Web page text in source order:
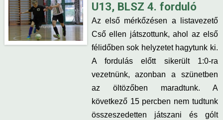
U13, BLSZ 4. forduló
Az első mérkőzésen a listavezető
Cső ellen játszottunk, ahol az első
félidőben sok helyzetet hagytunk ki.
A fordulás előtt sikerült 1:0-ra
vezetnünk, azonban a szünetben
az öltözőben maradtunk. A
következő 15 percben nem tudtunk
összeszedetten játszani és gólt